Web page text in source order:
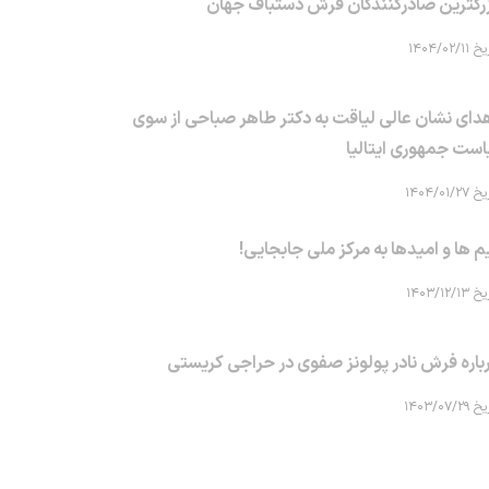
۰۲/۱۱
نشان عالی لیاقت به دکتر طاهر صباحی از سوی
جمهوری ایتالیا
۰۱/۲۷
ها و امیدها به مرکز ملی جابجایی!
۱۲/۱۳
فرش نادر پولونز صفوی در حراجی کریستی
۰۷/۲۹